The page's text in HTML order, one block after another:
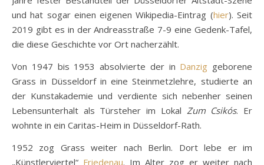
und hat sogar einen eigenen Wikipedia-Eintrag (hier). Seit
2019 gibt es in der Andreasstraße 7-9 eine Gedenk-Tafel,
die diese Geschichte vor Ort nacherzählt.
Von 1947 bis 1953 absolvierte der in Danzig geborene
Grass in Düsseldorf in eine Steinmetzlehre, studierte an
der Kunstakademie und verdiente sich nebenher seinen
Lebensunterhalt als Türsteher im Lokal Zum Csikós. Er
wohnte in ein Caritas-Heim in Düsseldorf-Rath.
1952 zog Grass weiter nach Berlin. Dort lebe er im
„Künstlerviertel“ Friedenau. Im Alter zog er weiter nach